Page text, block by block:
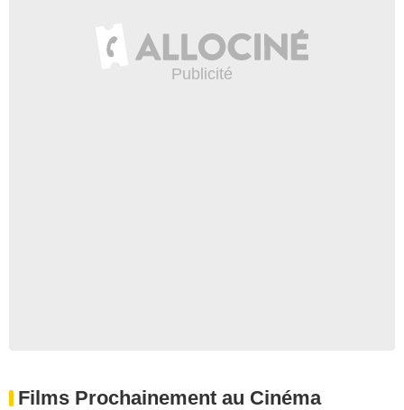
Films Prochainement au Cinéma